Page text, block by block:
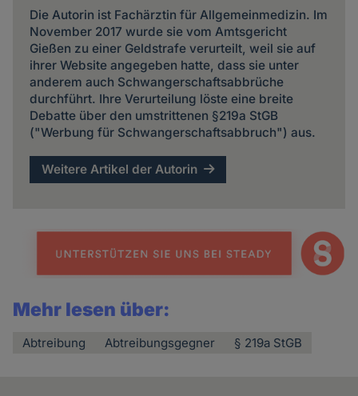
Die Autorin ist Fachärztin für Allgemeinmedizin. Im
November 2017 wurde sie vom Amtsgericht
Gießen zu einer Geldstrafe verurteilt, weil sie auf
ihrer Website angegeben hatte, dass sie unter
anderem auch Schwangerschaftsabbrüche
durchführt. Ihre Verurteilung löste eine breite
Debatte über den umstrittenen §219a StGB
("Werbung für Schwangerschaftsabbruch") aus.
Weitere Artikel der Autorin
Mehr lesen über:
Abtreibung Abtreibungsgegner § 219a StGB